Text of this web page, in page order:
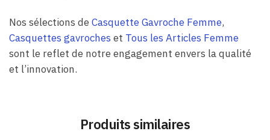
Nos sélections deCasquette Gavroche Femme,
Casquettes gavroches et Tous les Articles Femme
sont le reflet de notre engagement envers la qualité
et l’innovation.
Produits similaires